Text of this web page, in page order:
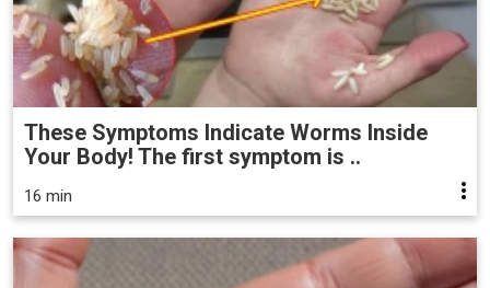
These Symptoms Indicate Worms Inside
Your Body! The first symptom is ..
16 min